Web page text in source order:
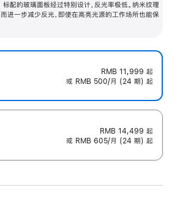
标配的玻璃面板经过特别设计，反光率极低。纳米纹理
进一步减少反光，即使在高亮光源的工作场所也能保
RMB 11,999 起
或 RMB 500/月 (24 期) 起
RMB 14,499 起
或 RMB 605/月 (24 期) 起